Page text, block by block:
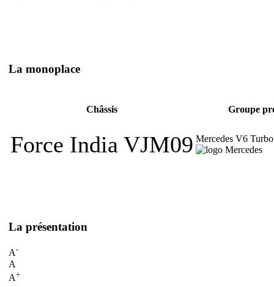
La monoplace
Châssis Groupe
Force India VJM09 Mercedes V6
La présentation
A-
A
A+